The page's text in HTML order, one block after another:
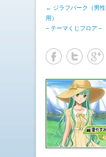
e
r
有
い
ウ
ィ
ウ
で
開
き
ま
す
)
す
る
ク
し
て
く
い
(
新
し
い
ウ
ィ
ン
ド
ウ
で
開
き
投稿ナビゲーション
← ジラフパーク（男性
用）
– テーマくじフロア –